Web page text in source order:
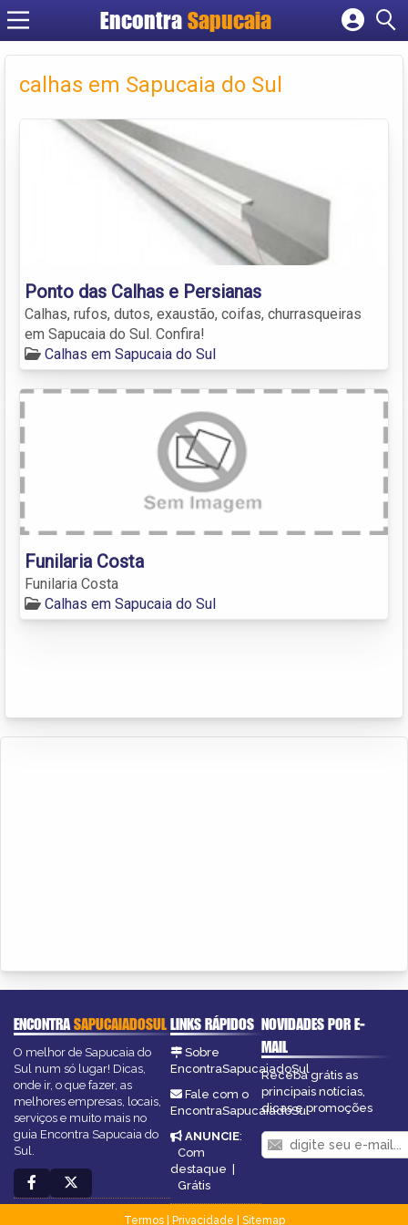
Encontra
Cadastrar empresa
Criar conta
calhas em Sapucaia do Sul
Ponto das Calhas e Persianas
Calhas, rufos, dutos, exaustão, coifas, churrasqueiras
em Sapucaia do Sul. Confira!
Calhas em Sapucaia do Sul
Funilaria Costa
Funilaria Costa
Calhas em Sapucaia do Sul
ENCONTRASAPUCAIADOSUL
O melhor de Sapucaia do
Sul num só lugar! Dicas,
onde ir, o que fazer, as
melhores empresas, locais,
serviços e muito mais no
guia Encontra Sapucaia do
Sul.
LINKS RÁPIDOS
Sobre
EncontraSapucaiadoSul
Fale com o
EncontraSapucaiadoSul
ANUNCIE:
Com
destaque |
Grátis
NOVIDADES POR E-
MAIL
Receba grátis as
principais notícias,
dicas e promoções
Termos| Privacidade
Sitemap